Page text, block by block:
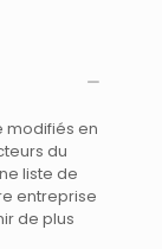
modifiés en
du
liste de
entreprise
de plus